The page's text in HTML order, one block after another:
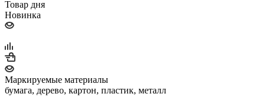
Товар дня
Новинка
Маркируемые материалы
бумага, дерево, картон, пластик, металл